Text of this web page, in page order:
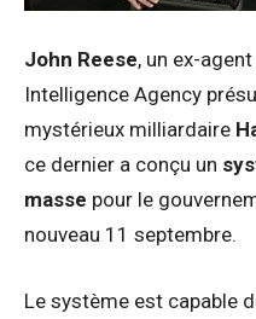
John Reese, un ex-
Intelligence Agency
mystérieux milliardaire
ce dernier a conçu un
masse pour le
nouveau 11 septembre.
Le système est capable